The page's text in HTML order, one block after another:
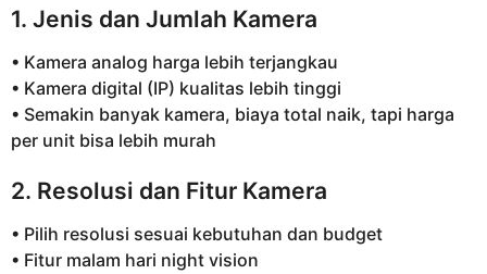
1. Jenis dan Jumlah Kamera
• Kamera analog harga lebih terjangkau
• Kamera digital (IP) kualitas lebih tinggi
• Semakin banyak kamera, biaya total naik, tapi harga
per unit bisa lebih murah
2. Resolusi dan Fitur Kamera
• Pilih resolusi sesuai kebutuhan dan budget
• Fitur malam hari night vision